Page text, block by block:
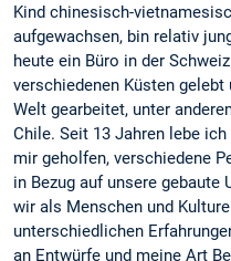
Kind chinesisch-
aufgewachsen, bin relativ
heute ein Büro in der
verschiedenen Küsten
Welt gearbeitet, unter
Chile. Seit 13 Jahren lebe
mir geholfen, verschiedene
in Bezug auf unsere gebaute
wir als Menschen und
unterschiedlichen
an Entwürfe und meine Art